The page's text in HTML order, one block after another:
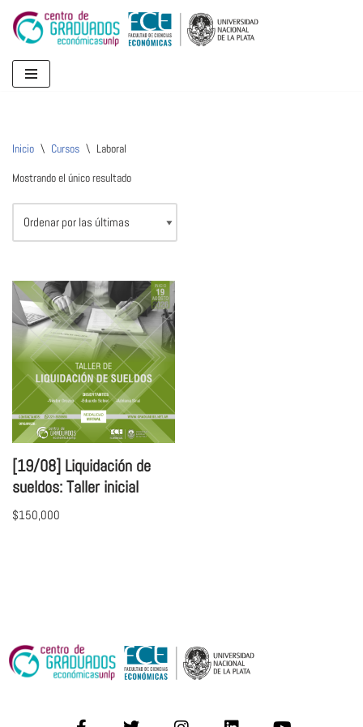
Ir
al
contenido
Inicio \ Cursos \ Laboral
Mostrando el único resultado
[19/08] Liquidación de
sueldos: Taller inicial
$150,000